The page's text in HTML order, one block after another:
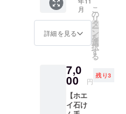
すが使
用上問
題あり
ませ
ん。 ※
すべて
税込み
価格で
す。
合わな
い場
肌に異
常のあ
は使用
をお止
めくだ
さい。
防腐剤
の保湿
ンを多
く含む
使用後
は水切
りの良
い石鹸
置きで
ローズ
マリー
ウスイ
ガヤ油
製法の
特性か
ら天然
の保湿
成分グ
ほんの
りやさ
しいフ
ローラ
分:オ
リーブ
果実
油、ホ
エイ、
れしい
成分が
豊富
で、使
ている
のに、
りとし
た洗い
(770円
相当)
+ 自凝
雫塩
（おの
お）
(650円
相当)
+ 日本
ミツバ
月
詳細を見る
こ
の
リ
タ
ー
ン
を
選
択
す
る
7,0
00 円
残り3
【ホエ
イ石け